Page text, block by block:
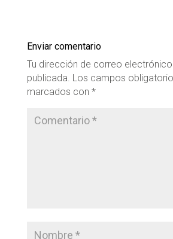
Enviar comentario
Tu dirección de correo
publicada. Los campos
marcados con *